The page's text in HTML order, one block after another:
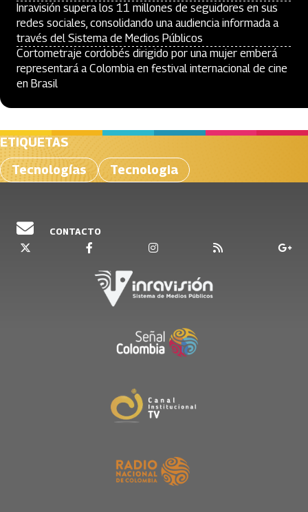
Inravisión supera los 11 millones de seguidores en sus
redes sociales, consolidando una audiencia informada a
través del Sistema de Medios Públicos
Cortometraje cordobés dirigido por una mujer emberá
representará a Colombia en festival internacional de cine
en Brasil
ETIQUETAS
Tecnologías
Tecnologia
CONTACTO